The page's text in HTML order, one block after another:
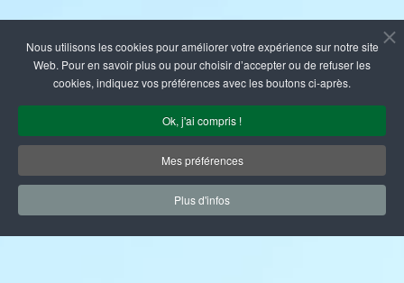
Nous utilisons les cookies pour améliorer votre expérience sur notre site
Web. Pour en savoir plus ou pour choisir d’accepter ou de refuser les
cookies, indiquez vos préférences avec les boutons ci-après.
Ok, j'ai compris !
Mes préférences
Plus d'infos